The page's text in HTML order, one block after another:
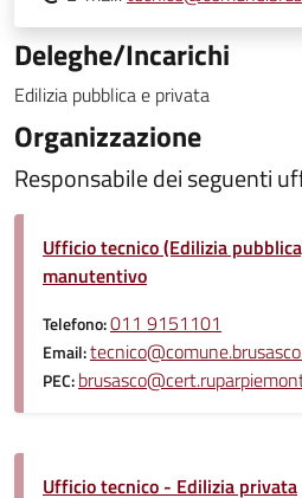
Deleghe/Incarichi
Edilizia pubblica e privata
Organizzazione
Responsabile dei seguenti
Ufficio tecnico (Edilizia
manutentivo
Telefono:011 9151101
Email:
PEC:
Ufficio tecnico - Edilizia privata